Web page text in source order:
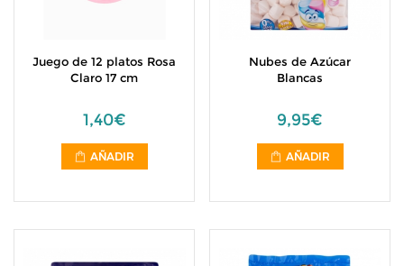
Juego de 12 platos Rosa
Claro 17 cm
1,40€
AÑADIR
Nubes de Azúcar
Blancas
9,95€
AÑADIR